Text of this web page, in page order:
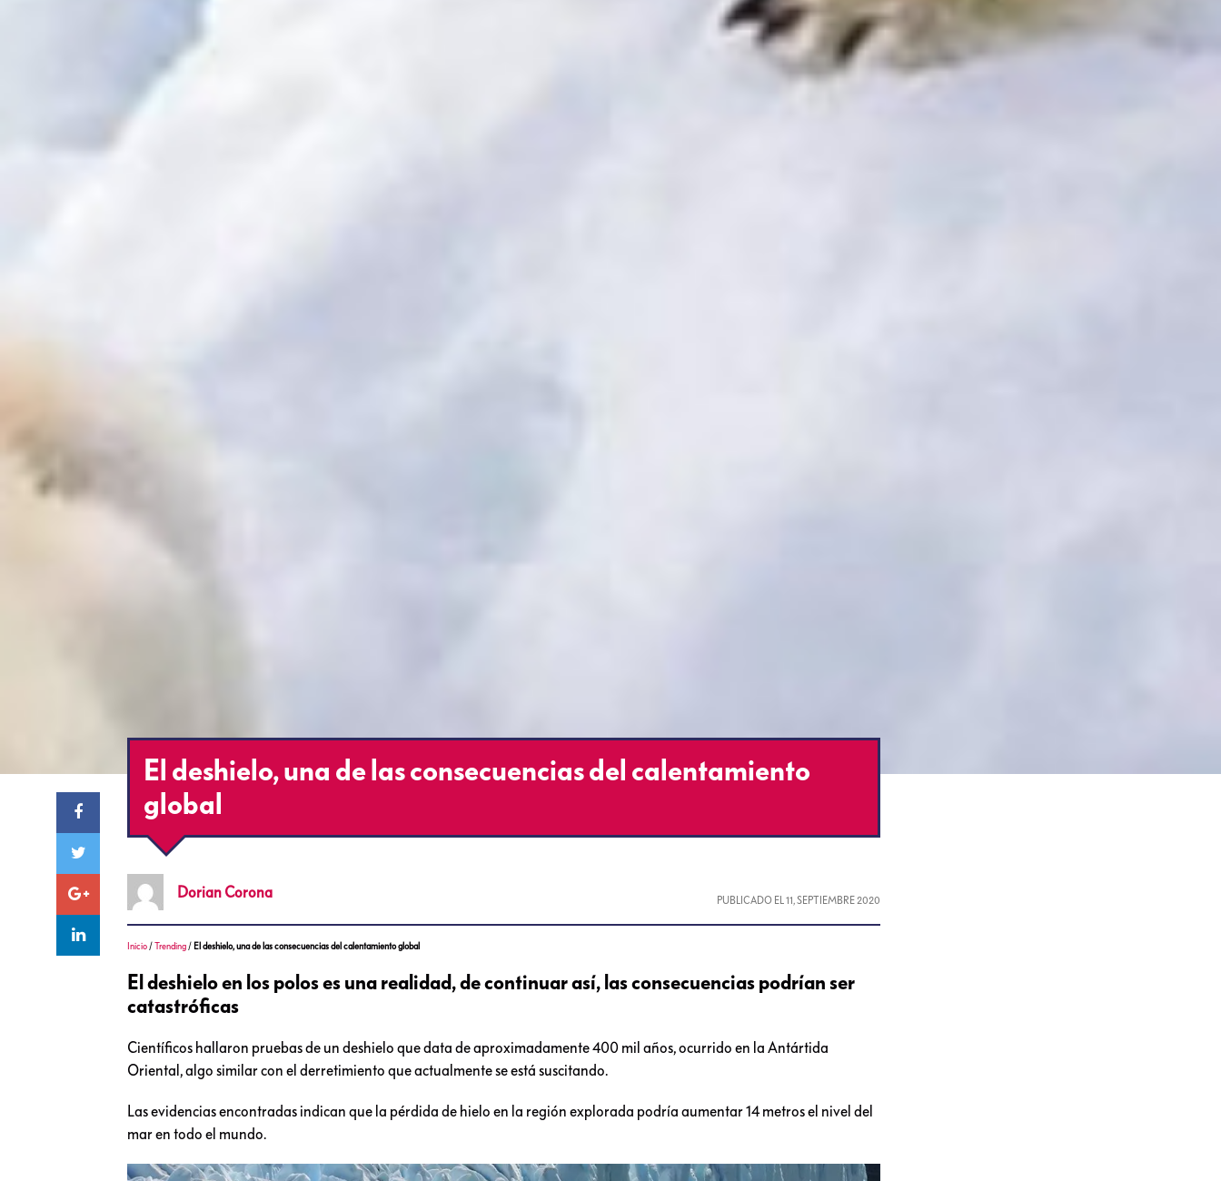
El deshielo, una de las consecuencias del calentamiento
global
Dorian Corona PUBLICADO EL11, SEPTIEMBRE 2020
Inicio /Trending / El deshielo, una de las consecuencias del calentamiento global
El deshielo en los polos es una realidad, de continuar así, las consecuencias podrían ser
catastróficas
Científicos hallaron pruebas de un deshielo que data de aproximadamente 400 mil años, ocurrido en la Antártida
Oriental, algo similar con el derretimiento que actualmente se está suscitando.
Las evidencias encontradas indican que la pérdida de hielo en la región explorada podría aumentar 14 metros el nivel del
mar en todo el mundo.